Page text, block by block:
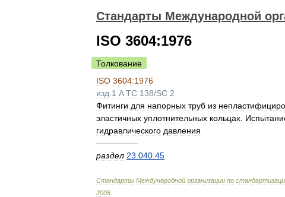
Стандарты Международной
ISO 3604:1976
Толкование
ISO 3604:1976
изд 1 A TC 138/SC 2
Фитинги для напорных труб из
эластичных уплотнительных кольцах
гидравлического давления
—————
раздел 23 040 45
Стандарты Международной организации по
2008